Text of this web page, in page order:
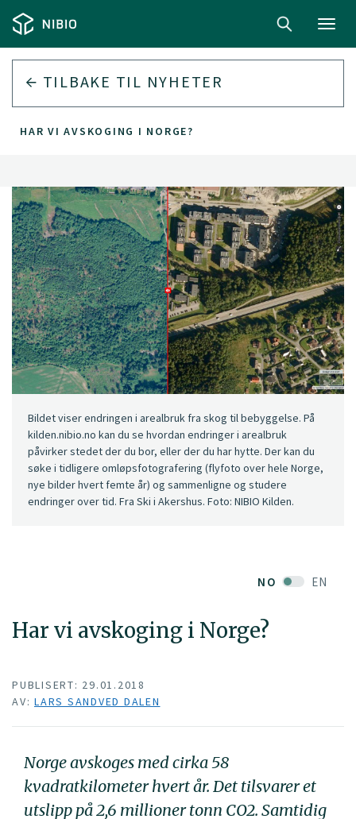
TILBAKE TIL NYHETER
HAR VI AVSKOGING I NORGE?
NO EN
Har vi avskoging i Norge?
Bildet viser endringen i arealbruk fra skog til bebyggelse. På
kilden.nibio.no kan du se hvordan endringer i arealbruk
påvirker stedet der du bor, eller der du har hytte. Der kan du
søke i tidligere omløpsfotografering (flyfoto over hele Norge,
nye bilder hvert femte år) og sammenligne og studere
endringer over tid. Fra Ski i Akershus. Foto: NIBIO Kilden.
PUBLISERT: 29.01.2018
AV: LARS SANDVED DALEN
Norge avskoges med cirka 58
kvadratkilometer hvert år. Det tilsvarer et
utslipp på 2,6 millioner tonn CO2. Samtidig